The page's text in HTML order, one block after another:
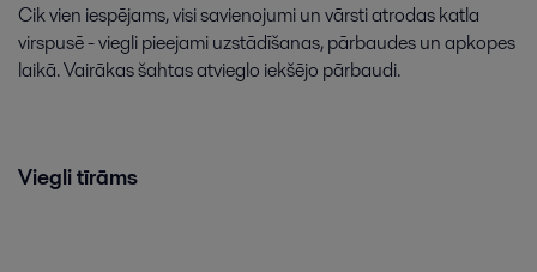
Efektivitātes un uzticamības palielināšanai ir nepieciešamas plašas
zināšanas, tehnoloģijas un pakalpojumi. Alfa Laval risinājumi ar turbīnu
darbināmām spēkstacijām palīdz nodrošināt stabilu un ekonom
Cikvien iespējams,visisavienojumiunvārstiatrodaskatla
virspusē-vieglipieejamiuzstādīšanas,pārbaudesunapkopes
laikā.Vairākasšahtasatvieglo iekšējo pārbaudi.
Vieglitīrāms